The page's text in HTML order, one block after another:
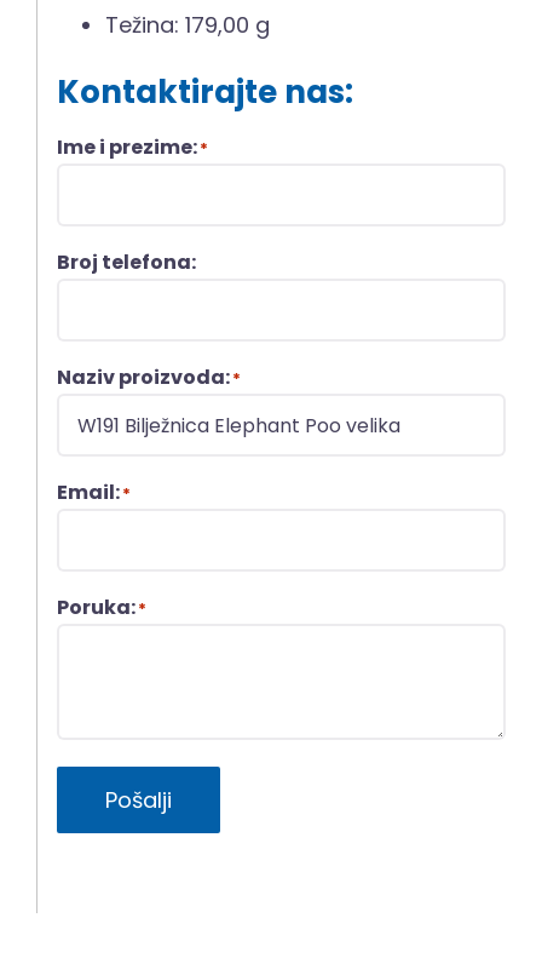
Težina: 179,00 g
Kontaktirajte nas:
Ime i prezime:*
Broj telefona:
Naziv proizvoda:*
Email:*
Poruka:*
Pošalji